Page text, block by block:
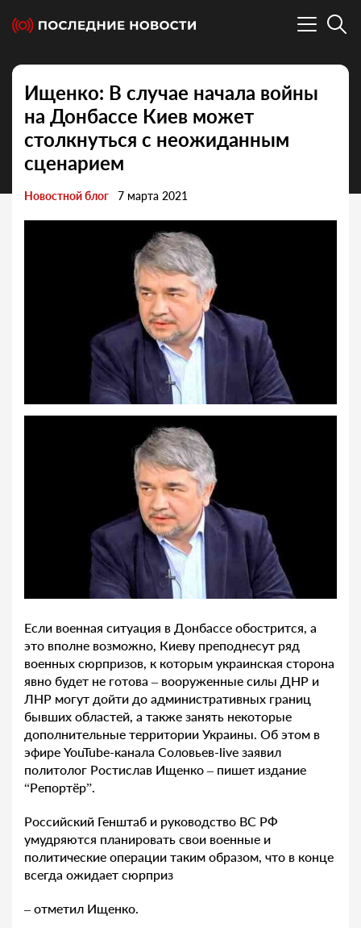
Ищенко: В случае начала войны
на Донбассе Киев может
столкнуться с неожиданным
сценарием
Новостной блог 7 марта 2021
Если военная ситуация в Донбассе обострится, а
это вполне возможно, Киеву преподнесут ряд
военных сюрпризов, к которым украинская сторона
явно будет не готова – вооруженные силы ДНР и
ЛНР могут дойти до административных границ
бывших областей, а также занять некоторые
дополнительные территории Украины. Об этом в
эфире YouTube-канала Соловьев-live заявил
политолог Ростислав Ищенко – пишет издание
“Репортёр”.
Российский Генштаб и руководство ВС РФ
умудряются планировать свои военные и
политические операции таким образом, что в конце
всегда ожидает сюрприз
– отметил Ищенко.